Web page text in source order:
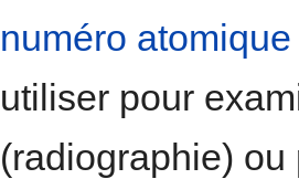
numéro atomique
utiliser pour
(radiographie)